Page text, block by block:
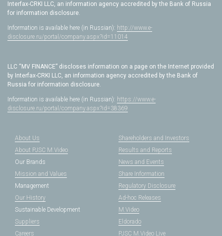
Interfax-CRKI LLC, an information agency accredited by the Bank of Russia
for information disclosure.
Information is available here (in Russian): http://www.e-
disclosure.ru/portal/company.aspx?id=11014
LLC “MV FINANCE” discloses information on a page on the Internet provided
by Interfax-CRKI LLC, an information agency accredited by the Bank of
Russia for information disclosure.
Information is available here (in Russian): https://www.e-
disclosure.ru/portal/company.aspx?id=38369
About Us
About PJSC M.Video
Our Brands
Mission and Values
Management
Our History
Shareholders and Investors
Results and Reports
News and Events
Share Information
Regulatory Disclosure
Ad-hoc Releases
Sustainable Development
Suppliers
Careers
M.Video
Eldorado
PJSC M.Video Live